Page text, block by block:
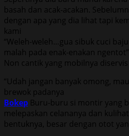
basah dan acak-acakan.
dengan apa yang dia lihat tapi
kami
“Weleh-weleh…gua sibuk cuci
malah pada enak-enakan
Non cantik yang mobilnya diservis
“Udah jangan banyak omong,
brewok padanya
Bokep Buru-buru si montir yang
melepaskan celananya dan
bentuknya, besar dengan otot